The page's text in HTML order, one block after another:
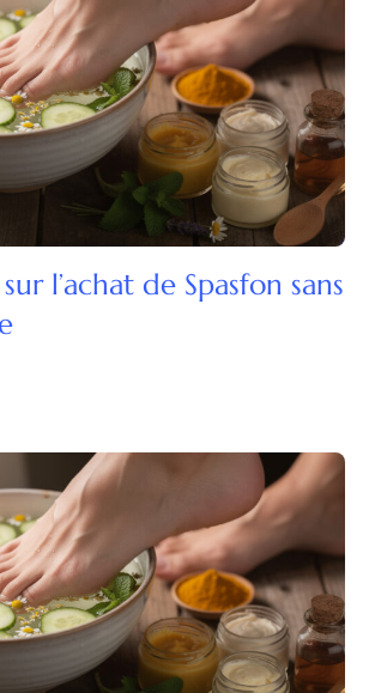
l’achat de Spasfon sans